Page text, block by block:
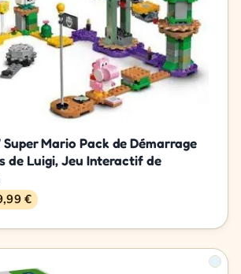
Super Mario Pack de Démarrage
de Luigi, Jeu Interactif de
€